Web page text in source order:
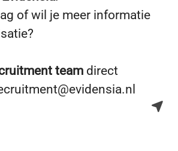
of wil je meer informatie
team direct